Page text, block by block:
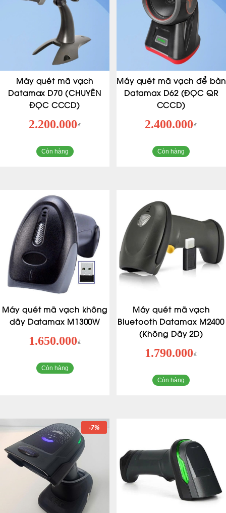
Máy quét mã vạch
Datamax D70 (CHUYÊN
ĐỌC CCCD)
2.200.000₫
Còn hàng
Máy quét mã vạch để bàn
Datamax D62 (ĐỌC QR
CCCD)
2.400.000₫
Còn hàng
Máy quét mã vạch không
dây Datamax M1300W
1.650.000₫
Còn hàng
Máy quét mã vạch
Bluetooth Datamax M2400
(Không Dây 2D)
1.790.000₫
Còn hàng
-7%